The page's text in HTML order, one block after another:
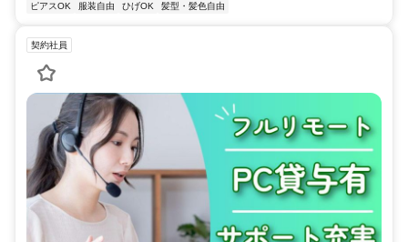
ピアスOK
服装自由 ひげOK 髪型・髪色自由
契約社員